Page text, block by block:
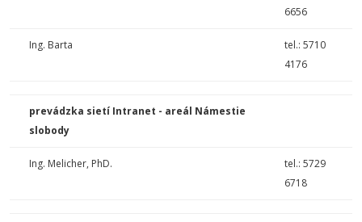
6656
Ing. Barta
tel.: 5710
4176
prevádzka sietí Intranet - areál Námestie
slobody
Ing. Melicher, PhD.
tel.: 5729
6718